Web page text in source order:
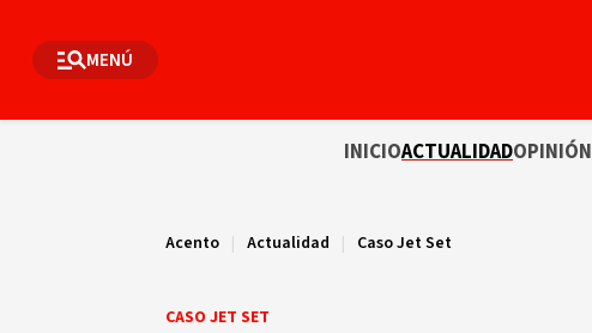
MENÚ
INICIOACTUALIDADOPINIÓN
Acento | Actualidad | Caso Jet Set
CASO JET SET